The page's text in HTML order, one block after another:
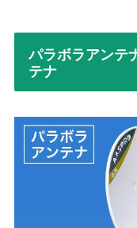
パラボラアンテ
テナ